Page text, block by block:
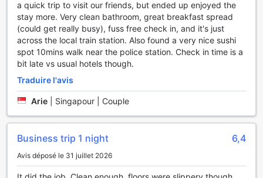
a quick trip to visit our friends, but ended up enjoyed the
stay more. Very clean bathroom, great breakfast spread
(could get really busy), fuss free check in, and it's just
across the local train station. Also found a very nice sushi
spot 10mins walk near the police station. Check in time is a
bit late vs usual hotels though.
Traduire l'avis
Arie Singapour | Couple
Business trip 1 night 6,4
Avis déposé le 31 juillet 2026